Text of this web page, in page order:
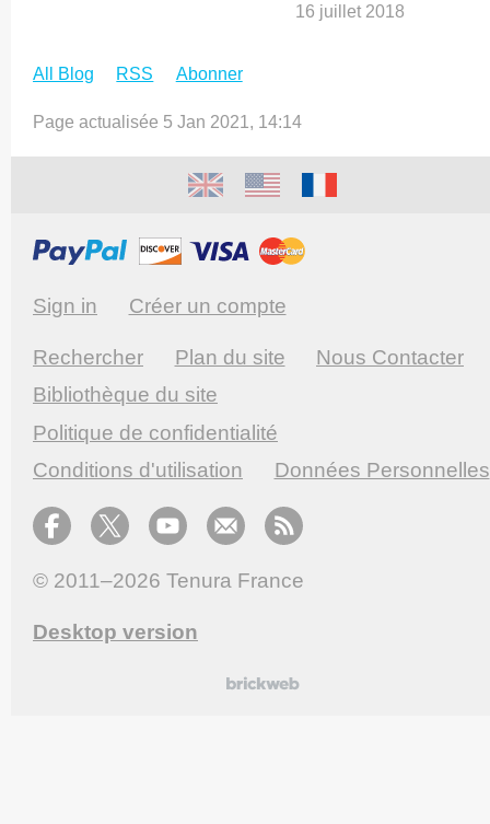
16 juillet 2018
All Blog RSS Abonner
Page actualisée 5 Jan 2021, 14:14
Sign in Créer un compte
Rechercher Plan du site
Nous Contacter
Bibliothèque du site
Politique de confidentialité
Conditions d'utilisation
Données Personnelles
© 2011–2026 Tenura France
Desktop version